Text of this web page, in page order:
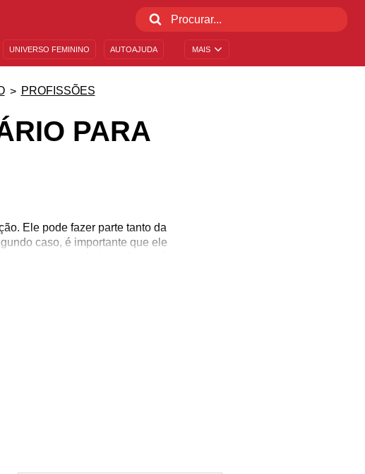
MAIS
UNIVERSO FEMININO AUTOAJUDA
PROFISSÕES
PARA
Ele pode fazer parte tanto da
caso, é importante que ele
mensagens de bom dia e até
aniversário para radialistas